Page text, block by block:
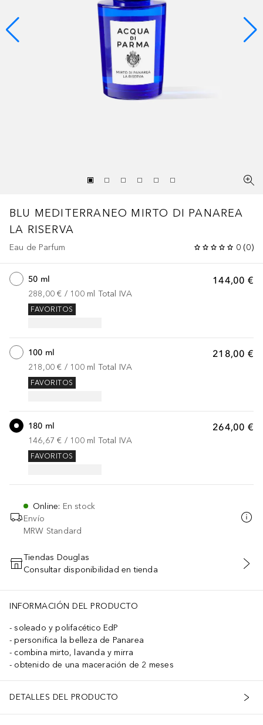
BLU MEDITERRANEO MIRTO DI PANAREA
LA RISERVA
Eau de Parfum 0 (0)
144,00 €
50 ml
288,00 € / 100 ml Total IVA
FAVORITOS
218,00 €
100 ml
218,00 € / 100 ml Total IVA
FAVORITOS
264,00 €
180 ml
146,67 € / 100 ml Total IVA
FAVORITOS
Online: En stock
Envío
MRW Standard
AÑADIR AL CARRITO
Tiendas Douglas
Consultar disponibilidad en tienda
INFORMACIÓN DEL PRODUCTO
soleado y polifacético EdP
personifica la belleza de Panarea
combina mirto, lavanda y mirra
obtenido de una maceración de 2 meses
DETALLES DEL PRODUCTO